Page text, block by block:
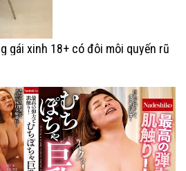
gái xinh 18+ có đôi môi quyến rũ